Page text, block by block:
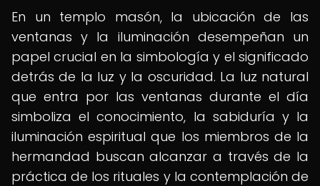
En un templo masón, la ubicación de las
ventanas y la iluminación desempeñan un
papel crucial en la simbología y el significado
detrás de la luz y la oscuridad. La luz natural
que entra por las ventanas durante el día
simboliza el conocimiento, la sabiduría y la
iluminación espiritual que los miembros de la
hermandad buscan alcanzar a través de la
práctica de los rituales y la contemplación de